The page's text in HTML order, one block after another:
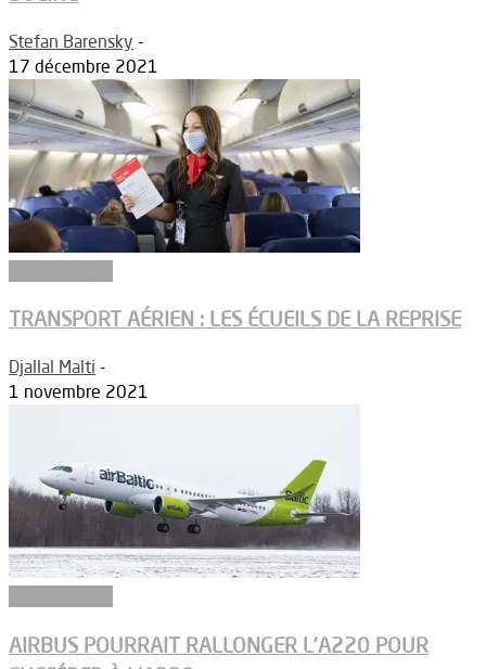
Stefan Barensky -
17 décembre 2021
TRANSPORT AÉRIEN : LES ÉCUEILS DE LA REPRISE
Djallal Malti -
1 novembre 2021
AIRBUS POURRAIT RALLONGER L’A220 POUR